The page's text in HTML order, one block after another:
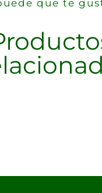
que te